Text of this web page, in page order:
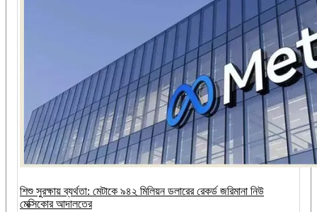
শিশু সুরক্ষায় ব্যর্থতা: মেটাকে ৯৪২ মিলিয়ন ডলারের রেকর্ড জরিমানা নিউ
মেক্সিকোর আদালতের